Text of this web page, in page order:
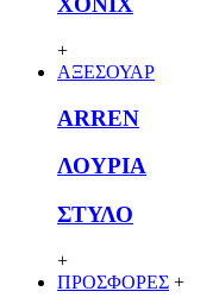
+
ΑΞΕΣΟΥΑΡ
ARREN
ΛΟΥΡΙΑ
ΣΤΥΛΟ
+
ΠΡΟΣΦΟΡΕΣ +